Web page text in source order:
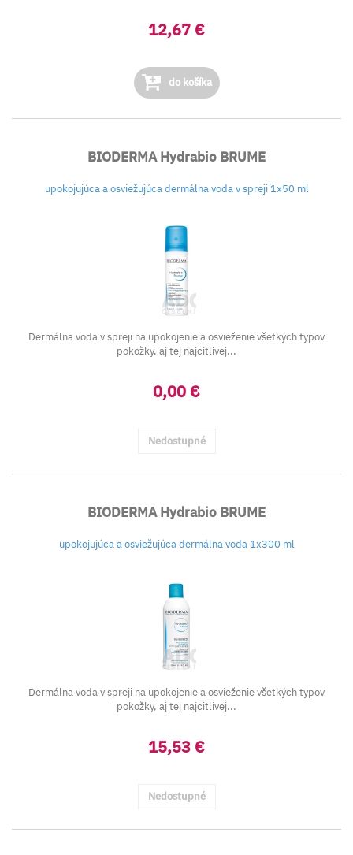
12,67 €
do košíka
BIODERMA Hydrabio BRUME
upokojujúca a osviežujúca dermálna voda v spreji 1x50 ml
Dermálna voda v spreji na upokojenie a osvieženie všetkých typov
pokožky, aj tej najcitlivej...
0,00 €
Nedostupné
BIODERMA Hydrabio BRUME
upokojujúca a osviežujúca dermálna voda 1x300 ml
Dermálna voda v spreji na upokojenie a osvieženie všetkých typov
pokožky, aj tej najcitlivej...
15,53 €
Nedostupné